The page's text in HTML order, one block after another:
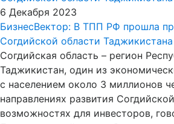
6 Декабря 2023
БизнесВектор: В ТПП РФ прошла
Согдийской области Таджикистана
Согдийская область – регион
Таджикистан, один из
с населением около 3 миллионов
направлениях развития
возможностях для инвесторов,